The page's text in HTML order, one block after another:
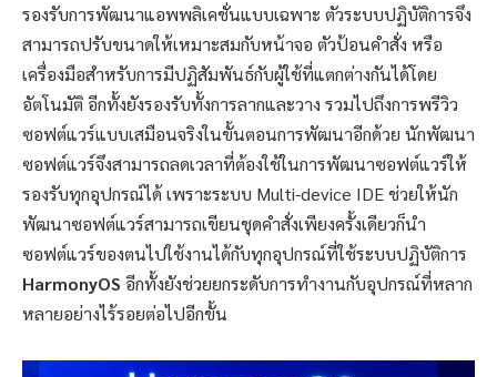
รองรับการพัฒนาแอพพลิเคชั่นแบบเฉพาะ ตัวระบบปฏิบัติการจึง
สามารถปรับขนาดให้เหมาะสมกับหน้าจอ ตัวป้อนคำสั่ง หรือ
เครื่องมือสำหรับการมีปฏิสัมพันธ์กับผู้ใช้ที่แตกต่างกันได้โดย
อัตโนมัติ อีกทั้งยังรองรับทั้งการลากและวาง รวมไปถึงการพรีวิว
ซอฟต์แวร์แบบเสมือนจริงในขั้นตอนการพัฒนาอีกด้วย นักพัฒนา
ซอฟต์แวร์จึงสามารถลดเวลาที่ต้องใช้ในการพัฒนาซอฟต์แวร์ให้
รองรับทุกอุปกรณ์ได้ เพราะระบบ Multi-device IDE ช่วยให้นัก
พัฒนาซอฟต์แวร์สามารถเขียนชุดคำสั่งเพียงครั้งเดียวก็นำ
ซอฟต์แวร์ของตนไปใช้งานได้กับทุกอุปกรณ์ที่ใช้ระบบปฏิบัติการ
HarmonyOS อีกทั้งยังช่วยยกระดับการทำงานกับอุปกรณ์ที่หลาก
หลายอย่างไร้รอยต่อไปอีกขั้น